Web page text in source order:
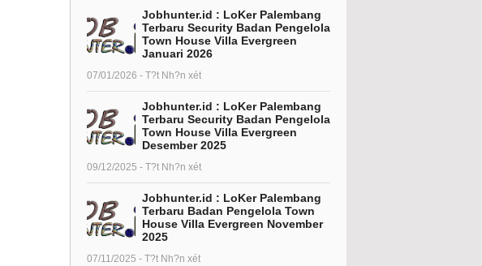
Jobhunter.id : LoKer Palembang
Terbaru Security Badan Pengelola
Town House Villa Evergreen
Januari 2026
07/01/2026 - T?t Nh?n xét
Jobhunter.id : LoKer Palembang
Terbaru Security Badan Pengelola
Town House Villa Evergreen
Desember 2025
09/12/2025 - T?t Nh?n xét
Jobhunter.id : LoKer Palembang
Terbaru Badan Pengelola Town
House Villa Evergreen November
2025
07/11/2025 - T?t Nh?n xét